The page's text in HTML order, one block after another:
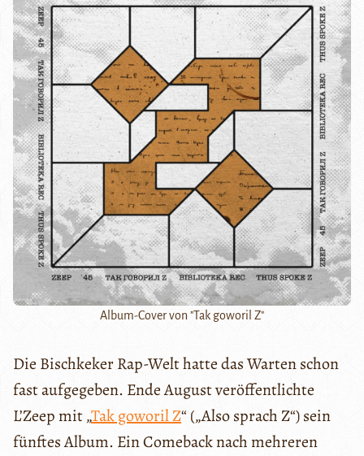
Album-Cover von "Tak goworil Z"
Die Bischkeker Rap-Welt hatte das Warten schon
fast aufgegeben. Ende August veröffentlichte
L’Zeep mit „Tak goworil Z“ („Also sprach Z“) sein
fünftes Album. Ein Comeback nach mehreren